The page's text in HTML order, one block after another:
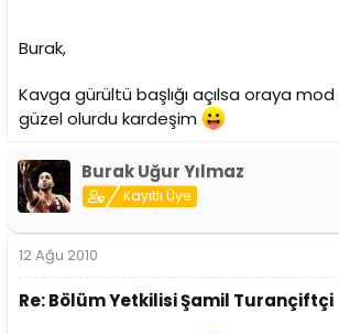
Burak,
Kavga gürültü başlığı açılsa oraya mod
güzel olurdu kardeşim
Burak Uğur Yılmaz
Kayıtlı Üye
12 Ağu 2010
Re: Bölüm Yetkilisi Şamil Turançiftçi